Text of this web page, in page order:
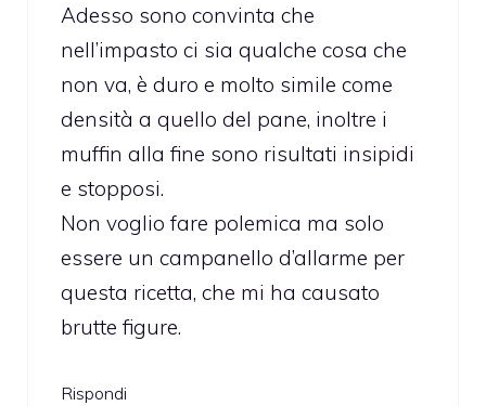
Adesso sono convinta che
nell’impasto ci sia qualche cosa che
non va, è duro e molto simile come
densità a quello del pane, inoltre i
muffin alla fine sono risultati insipidi
e stopposi.
Non voglio fare polemica ma solo
essere un campanello d’allarme per
questa ricetta, che mi ha causato
brutte figure.
Rispondi